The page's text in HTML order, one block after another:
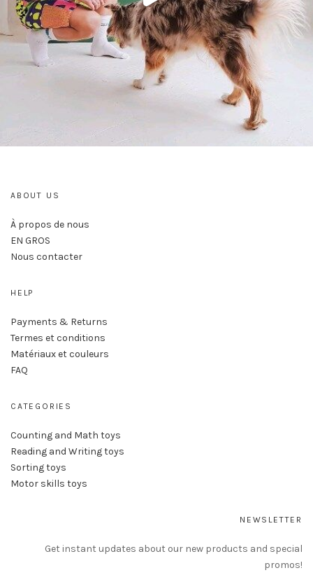
ABOUT US
À propos de nous
EN GROS
Nous contacter
HELP
Payments & Returns
Termes et conditions
Matériaux et couleurs
FAQ
CATEGORIES
Counting and Math toys
Reading and Writing toys
Sorting toys
Motor skills toys
NEWSLETTER
Get instant updates about our new products and special
promos!